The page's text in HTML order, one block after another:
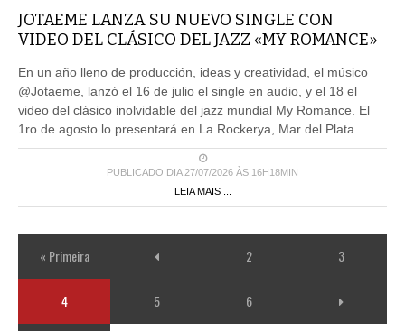
JOTAEME LANZA SU NUEVO SINGLE CON
VIDEO DEL CLÁSICO DEL JAZZ «MY ROMANCE»
En un año lleno de producción, ideas y creatividad, el músico
@Jotaeme, lanzó el 16 de julio el single en audio, y el 18 el
video del clásico inolvidable del jazz mundial My Romance. El
1ro de agosto lo presentará en La Rockerya, Mar del Plata.
PUBLICADO DIA 27/07/2026 ÀS 16H18MIN
LEIA MAIS ...
« Primeira 2 3
4 5 6